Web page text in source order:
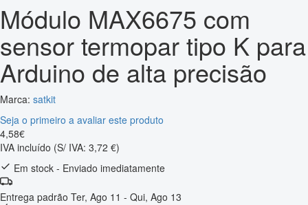
Módulo MAX6675 com
sensor termopar tipo K para
Arduino de alta precisão
Marca: satkit
Seja o primeiro a avaliar este produto
4,58€
IVA incluído (S/ IVA: 3,72 €)
Em stock - Enviado imediatamente
Entrega padrão Ter, Ago 11 - Qui, Ago 13